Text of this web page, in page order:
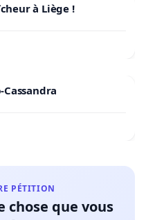
à Liège !
PÉTITION
chose que vous